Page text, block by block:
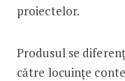
proiectelor.
Produsul se
către locuințe